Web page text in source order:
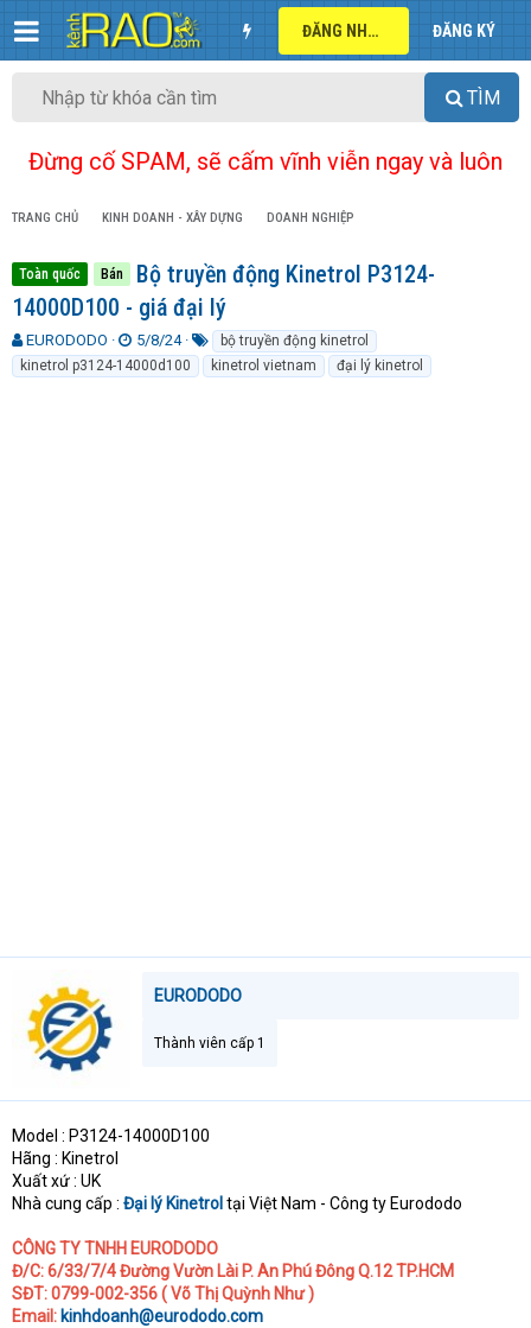
ĐĂNG NHẬP ĐĂNG KÝ
TÌM
Đừng cố SPAM, sẽ cấm vĩnh viễn ngay và luôn
TRANG CHỦ KINH DOANH - XÂY DỰNG DOANH NGHIỆP
Toàn quốc Bán
Bộ truyền động Kinetrol P3124-
14000D100 - giá đại lý
T
h
r
EURODODO
N
g
à
5/8/24
ừ
k
bộ truyền động kinetrol
kinetrol p3124-14000d100
kinetrol vietnam đại lý kinetrol
EURODODO
Thành viên cấp 1
Model : P3124-14000D100
Hãng : Kinetrol
Xuất xứ : UK
Nhà cung cấp : Đại lý Kinetrol tại Việt Nam - Công ty Eurododo
CÔNG TY TNHH EURODODO
Đ/C: 6/33/7/4 Đường Vườn Lài P. An Phú Đông Q.12 TP.HCM
SĐT: 0799-002-356 ( Võ Thị Quỳnh Như )
Email: kinhdoanh@eurododo.com